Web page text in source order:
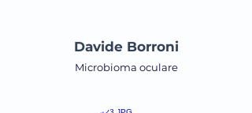
Davide Borroni
Microbioma oculare